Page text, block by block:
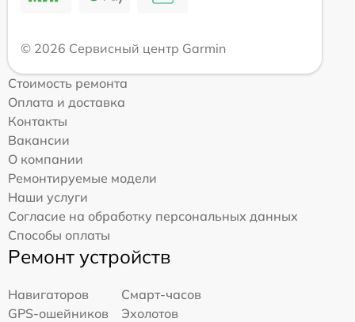
© 2026 Сервисный центр Garmin
Стоимость ремонта
Оплата и доставка
Контакты
Вакансии
О компании
Ремонтируемые модели
Наши услуги
Согласие на обработку персональных данных
Способы оплаты
Ремонт устройств
Навигаторов
Смарт-часов
GPS-ошейников
Эхолотов